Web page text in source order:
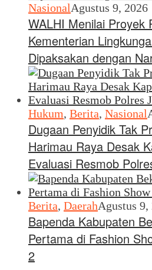
NasionalAgustus 9, 2026
WALHI Menilai Proyek
Kementerian
Dipaksakan dengan
Hukum, Berita, Nasional
Dugaan Penyidik Tak
Harimau Raya Desak
Evaluasi Resmob
Berita, DaerahAgustus 9,
Bapenda Kabupaten
Pertama di Fashion
2